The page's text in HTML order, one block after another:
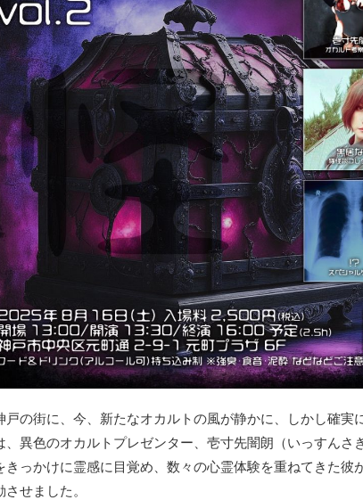
の街に、今、新たなオカルトの風が静かに、しかし確実
、異色のオカルトプレゼンター、壱寸先闇朗（いっすんさ
きっかけに霊感に目覚め、数々の心霊体験を重ねてきた彼
させました。